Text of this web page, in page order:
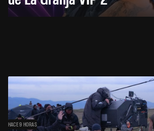
HACE 9 HORAS